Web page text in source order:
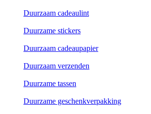
Duurzaam cadeaulint
Duurzame stickers
Duurzaam cadeaupapier
Duurzaam verzenden
Duurzame tassen
Duurzame geschenkverpakking